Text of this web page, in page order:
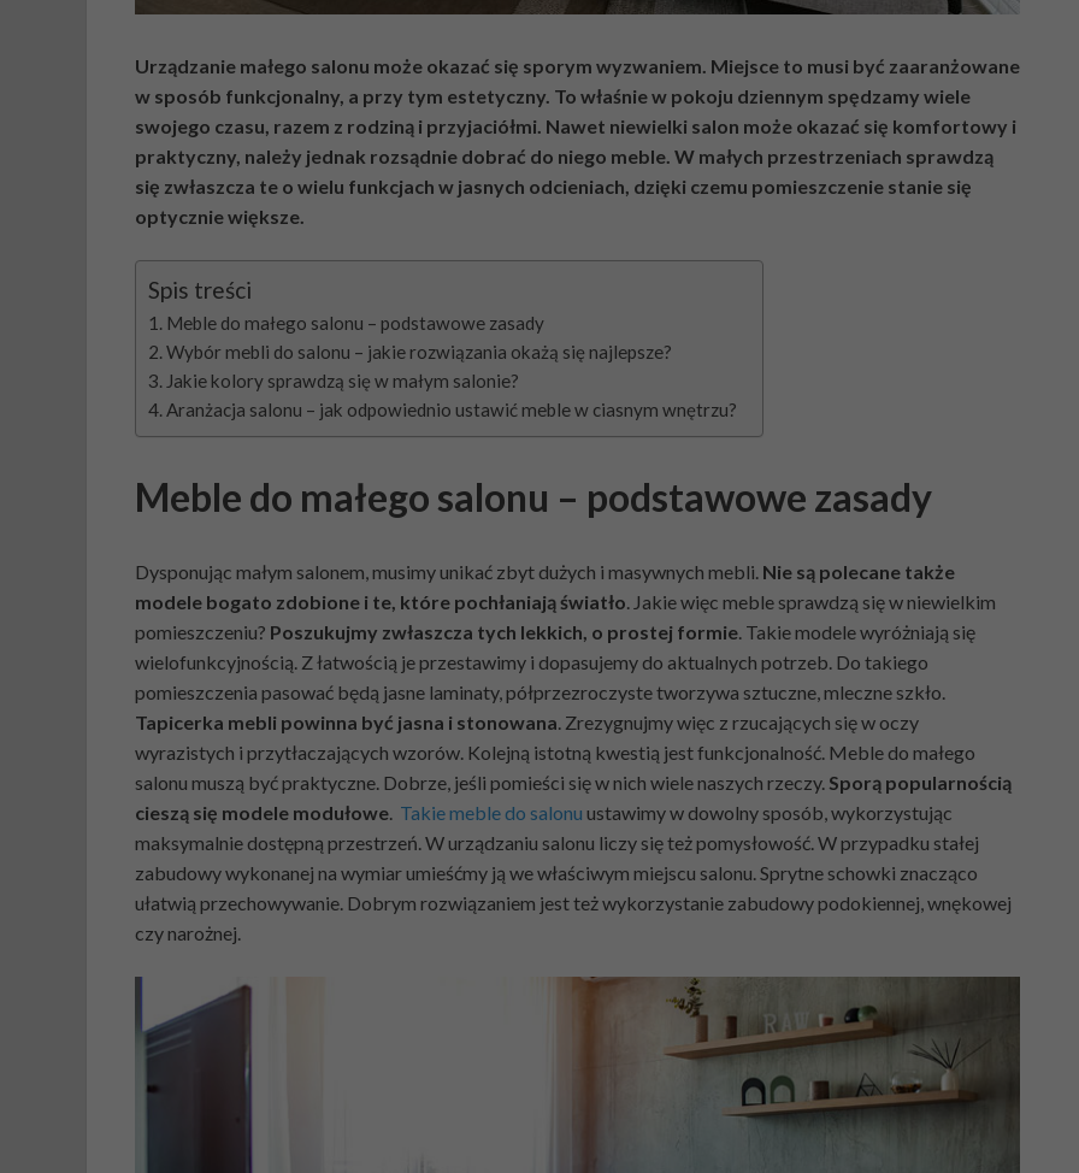
Urządzanie małego salonu może okazać się sporym wyzwaniem. Miejsce to musi być zaaranżowane
w sposób funkcjonalny, a przy tym estetyczny. To właśnie w pokoju dziennym spędzamy wiele
swojego czasu, razem z rodziną i przyjaciółmi. Nawet niewielki salon może okazać się komfortowy i
praktyczny, należy jednak rozsądnie dobrać do niego meble. W małych przestrzeniach sprawdzą
się zwłaszcza te o wielu funkcjach w jasnych odcieniach, dzięki czemu pomieszczenie stanie się
optycznie większe.
Spis treści
Meble do małego salonu – podstawowe zasady
Wybór mebli do salonu – jakie rozwiązania okażą się najlepsze?
Jakie kolory sprawdzą się w małym salonie?
Aranżacja salonu – jak odpowiednio ustawić meble w ciasnym wnętrzu?
Meble do małego salonu – podstawowe zasady
Dysponując małym salonem, musimy unikać zbyt dużych i masywnych mebli. Nie są polecane także
modele bogato zdobione i te, które pochłaniają światło. Jakie więc meble sprawdzą się w niewielkim
pomieszczeniu? Poszukujmy zwłaszcza tych lekkich, o prostej formie. Takie modele wyróżniają się
wielofunkcyjnością. Z łatwością je przestawimy i dopasujemy do aktualnych potrzeb. Do takiego
pomieszczenia pasować będą jasne laminaty, półprzezroczyste tworzywa sztuczne, mleczne szkło.
Tapicerka mebli powinna być jasna i stonowana. Zrezygnujmy więc z rzucających się w oczy
wyrazistych i przytłaczających wzorów. Kolejną istotną kwestią jest funkcjonalność. Meble do małego
salonu muszą być praktyczne. Dobrze, jeśli pomieści się w nich wiele naszych rzeczy. Sporą popularnością
cieszą się modele modułowe. Takie meble do salonu ustawimy w dowolny sposób, wykorzystując
maksymalnie dostępną przestrzeń. W urządzaniu salonu liczy się też pomysłowość. W przypadku stałej
zabudowy wykonanej na wymiar umieśćmy ją we właściwym miejscu salonu. Sprytne schowki znacząco
ułatwią przechowywanie. Dobrym rozwiązaniem jest też wykorzystanie zabudowy podokiennej, wnękowej
czy narożnej.